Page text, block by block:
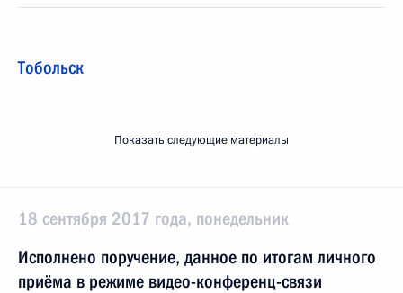
Тобольск
Показать следующие материалы
18 сентября 2017 года, понедельник
Исполнено поручение, данное по итогам личного
приёма в режиме видео-конференц-связи